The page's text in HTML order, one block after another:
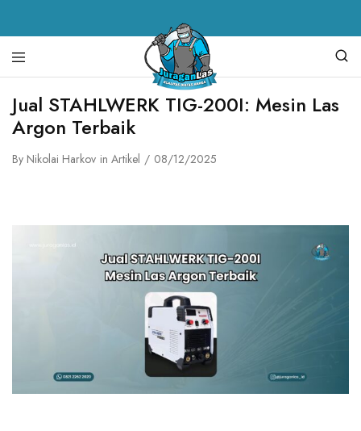
Juragan
Las
alat
las,
spare
parts
mesin
las,
plasma,
body
Jual STAHLWERK TIG-200I: Mesin Las
Argon Terbaik
By Nikolai Harkov in Artikel 08/12/2025